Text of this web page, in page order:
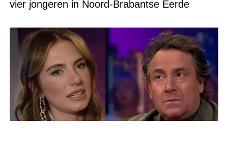
vier jongeren in Noord-Brabantse Eerde